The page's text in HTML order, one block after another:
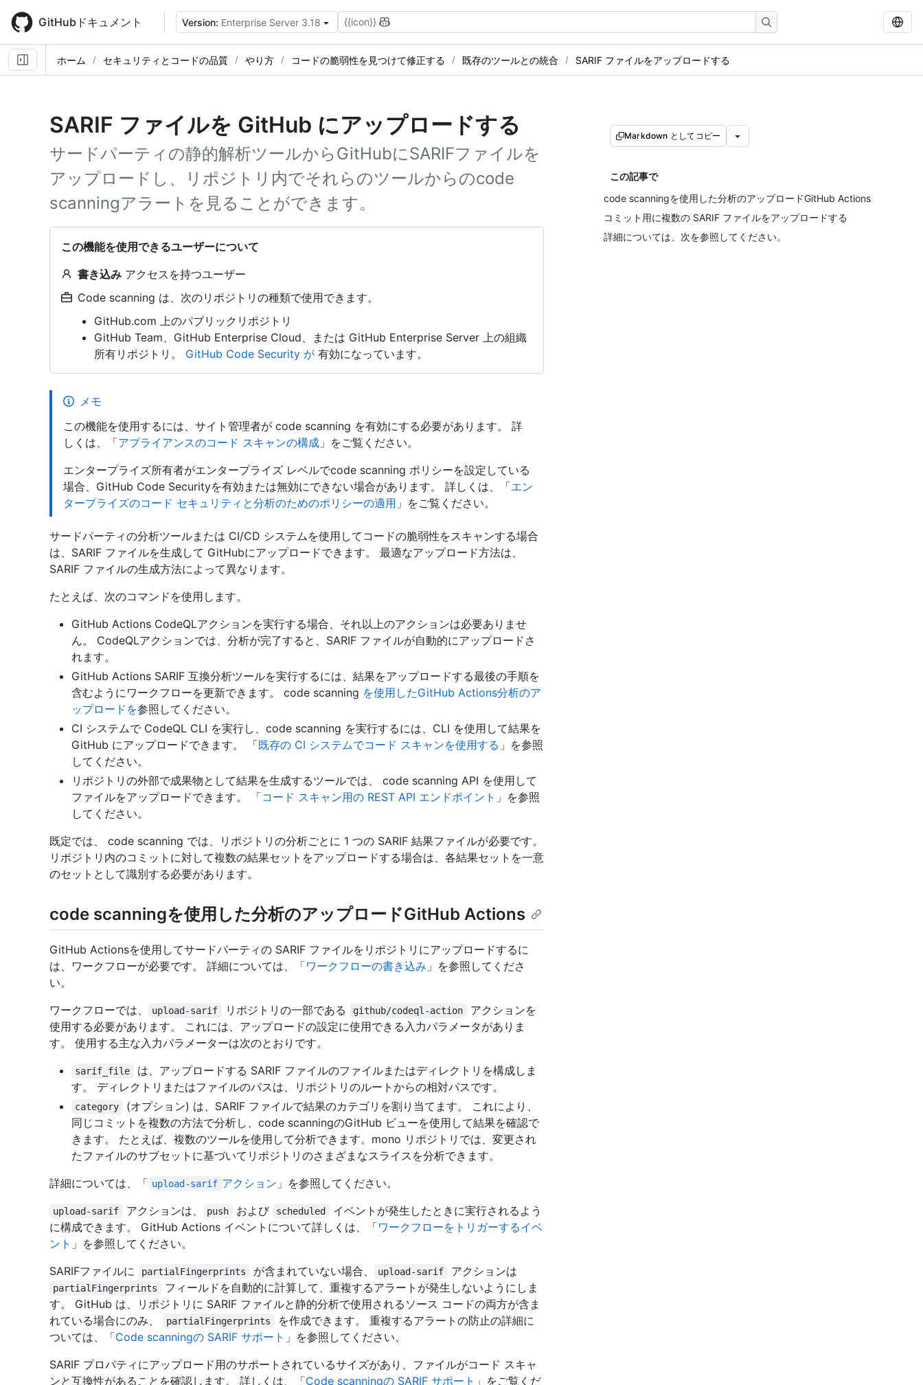
main
content
GitHubドキュメント Version: Enterprise Server 3.18 {{icon}}
ホーム セキュリティとコードの品質 やり方 コードの脆弱性を見つけて修正する 既存のツールとの統合 SARIF ファイルをアップロードする
SARIF ファイルを GitHub にアップロードする
サードパーティの静的解析ツールからGitHubにSARIFファイルを
アップロードし、リポジトリ内でそれらのツールからのcode
scanningアラートを見ることができます。
この機能を使用できるユーザーについて
書き込み アクセスを持つユーザー
Code scanning は、次のリポジトリの種類で使用できます。
GitHub.com 上のパブリックリポジトリ
GitHub Team、GitHub Enterprise Cloud、または GitHub Enterprise Server 上の組織
所有リポジトリ。 GitHub Code Security が 有効になっています。
Markdown としてコピー
この記事で
code scanningを使用した分析のアップロードGitHub Actions
コミット用に複数の SARIF ファイルをアップロードする
詳細については、次を参照してください。
メモ
この機能を使用するには、サイト管理者が code scanning を有効にする必要があります。 詳
しくは、「アプライアンスのコード スキャンの構成 」をご覧ください。
エンタープライズ所有者がエンタープライズ レベルでcode scanning ポリシーを設定している
場合、GitHub Code Securityを有効または無効にできない場合があります。 詳しくは、「エン
タープライズのコード セキュリティと分析のためのポリシーの適用 」をご覧ください。
サードパーティの分析ツールまたは CI/CD システムを使用してコードの脆弱性をスキャンする場合
は、SARIF ファイルを生成して GitHubにアップロードできます。 最適なアップロード方法は、
SARIF ファイルの生成方法によって異なります。
たとえば、次のコマンドを使用します。
GitHub Actions CodeQLアクションを実行する場合、それ以上のアクションは必要ありませ
ん。 CodeQLアクションでは、分析が完了すると、SARIF ファイルが自動的にアップロードさ
れます。
GitHub Actions SARIF 互換分析ツールを実行するには、結果をアップロードする最後の手順を
含むようにワークフローを更新できます。 code scanning を使用したGitHub Actions分析のア
ップロードを参照してください。
CI システムで CodeQL CLI を実行し、code scanning を実行するには、CLI を使用して結果を
GitHub にアップロードできます。 「既存の CI システムでコード スキャンを使用する 」を参照
してください。
リポジトリの外部で成果物として結果を生成するツールでは、 code scanning API を使用して
ファイルをアップロードできます。 「コード スキャン用の REST API エンドポイント 」を参照
してください。
既定では、 code scanning では、リポジトリの分析ごとに 1 つの SARIF 結果ファイルが必要です。
リポジトリ内のコミットに対して複数の結果セットをアップロードする場合は、各結果セットを一意
のセットとして識別する必要があります。
code scanningを使用した分析のアップロードGitHub Actions
GitHub Actionsを使用してサードパーティの SARIF ファイルをリポジトリにアップロードするに
は、ワークフローが必要です。 詳細については、「ワークフローの書き込み 」を参照してくださ
い。
ワークフローでは、
upload-sarif リポジトリの一部である github/codeql-action
アクションを
使用する必要があります。 これには、アップロードの設定に使用できる入力パラメータがありま
す。 使用する主な入力パラメーターは次のとおりです。
sarif_file
は、アップロードする SARIF ファイルのファイルまたはディレクトリを構成しま
す。 ディレクトリまたはファイルのパスは、リポジトリのルートからの相対パスです。
category
(オプション) は、SARIF ファイルで結果のカテゴリを割り当てます。 これにより、
同じコミットを複数の方法で分析し、code scanningのGitHub ビューを使用して結果を確認で
きます。 たとえば、複数のツールを使用して分析できます。mono リポジトリでは、変更され
たファイルのサブセットに基づいてリポジトリのさまざまなスライスを分析できます。
詳細については、「 upload-sarif アクション 」を参照してください。
upload-sarif アクションは、 push および scheduled
イベントが発生したときに実行されるよう
に構成できます。 GitHub Actions イベントについて詳しくは、「ワークフローをトリガーするイベ
ント 」を参照してください。
SARIFファイルに
partialFingerprints が含まれていない場合、 upload-sarif アクションは
partialFingerprints
フィールドを自動的に計算して、重複するアラートが発生しないようにしま
す。 GitHub は、リポジトリに SARIF ファイルと静的分析で使用されるソース コードの両方が含ま
れている場合にのみ、
partialFingerprints
を作成できます。 重複するアラートの防止の詳細に
ついては、「Code scanningの SARIF サポート 」を参照してください。
SARIF プロパティにアップロード用のサポートされているサイズがあり、ファイルがコード スキャ
ンと互換性があることを確認します。 詳しくは、「Code scanningの SARIF サポート 」をご覧くだ